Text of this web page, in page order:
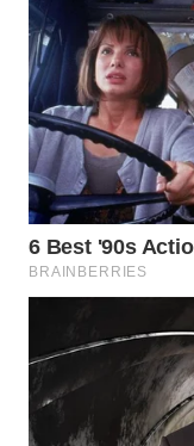
CIREBON
WN
INDRAMAYU
WN
KUNINGAN
WN
SUBANG